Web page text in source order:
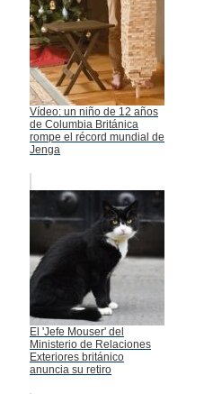
Vídeo: un niño de 12 años
de Columbia Británica
rompe el récord mundial de
Jenga
El 'Jefe Mouser' del
Ministerio de Relaciones
Exteriores británico
anuncia su retiro